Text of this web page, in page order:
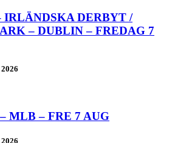
IRLÄNDSKA DERBYT /
– DUBLIN – FREDAG 7
MLB – FRE 7 AUG